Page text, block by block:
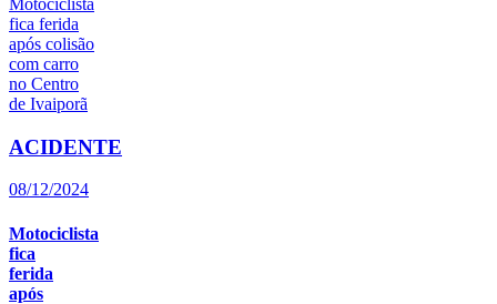
ACIDENTE
08/12/2024
Motociclista
fica
ferida
após